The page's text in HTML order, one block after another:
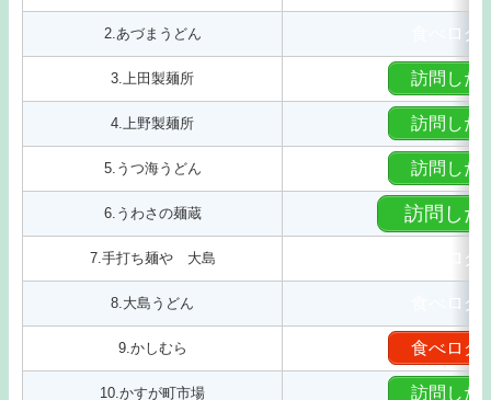
2.あづまうどん 食べログ
3.上田製麺所 訪問した
4.上野製麺所 訪問した
5.うつ海うどん 訪問した
6.うわさの麺蔵 訪問した
7.手打ち麺や 大島 食べログ
8.大島うどん 食べログ
9.かしむら 食べログ
10.かすが町市場 訪問した